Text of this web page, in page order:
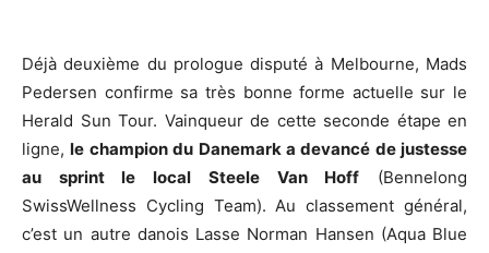
Déjà deuxième du prologue disputé à Melbourne, Mads
Pedersen confirme sa très bonne forme actuelle sur le
Herald Sun Tour. Vainqueur de cette seconde étape en
ligne,le champion du Danemark a devancé de justesse
au sprint le local Steele Van Hoff (Bennelong
SwissWellness Cycling Team). Au classement général,
c’est un autre danois Lasse Norman Hansen (Aqua Blue